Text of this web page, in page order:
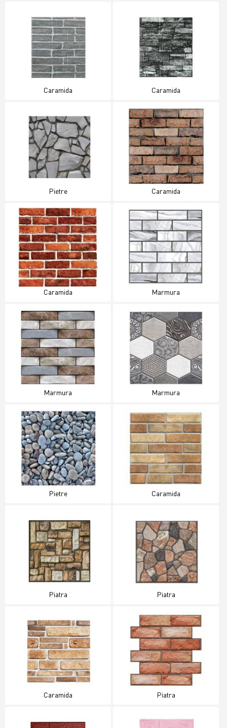
Caramida Caramida
Pietre Caramida
Caramida Marmura
Marmura Marmura
Pietre Caramida
Piatra Piatra
Caramida Piatra